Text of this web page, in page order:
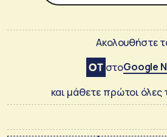
Ακολουθήστε
στοGoogle
και μάθετε πρώτοι όλες